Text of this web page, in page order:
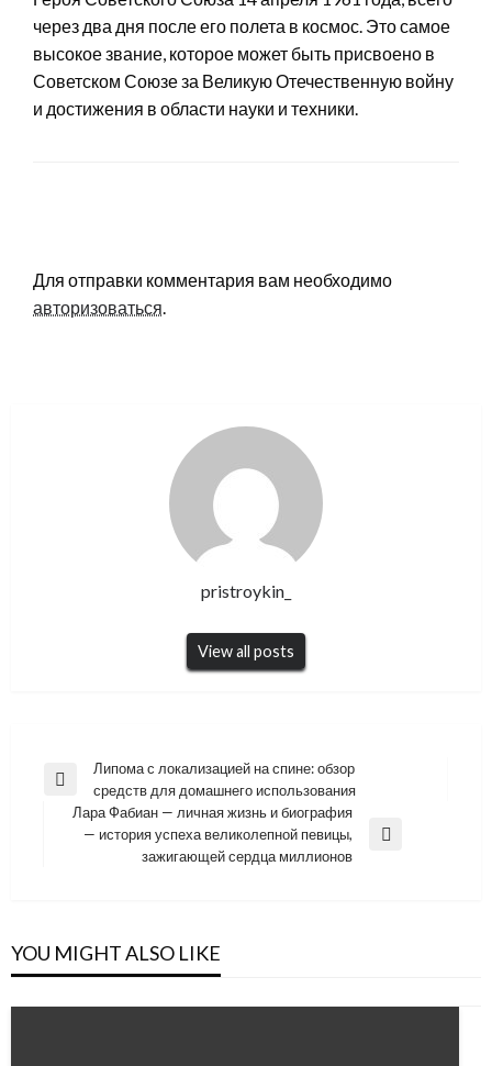
через два дня после его полета в космос. Это самое
высокое звание, которое может быть присвоено в
Советском Союзе за Великую Отечественную войну
и достижения в области науки и техники.
Для отправки комментария вам необходимо
авторизоваться.
pristroykin_
View all posts
Навигация
записям
Previous
Липома с локализацией на спине: обзор
средств для домашнего использования
Лара Фабиан — личная жизнь и биография
— история успеха великолепной певицы,
зажигающей сердца миллионов
YOU MIGHT ALSO LIKE